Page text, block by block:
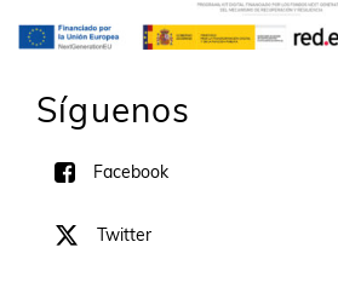
Síguenos
Facebook
Twitter